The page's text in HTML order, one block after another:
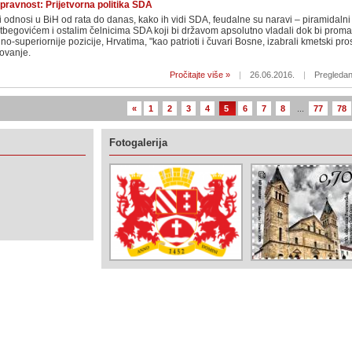
Prijetvorna politika SDA
odnosi u BiH od rata do danas, kako ih vidi SDA, feudalne su naravi –
i ostalim čelnicima SDA koji bi državom apsolutno vladali dok bi
superiornije pozicije, Hrvatima, "kao patrioti i čuvari Bosne, izabrali kmetski
Pročitajte više » | 26.06.2016. |
« 1 2 3 4 5 6 7 8 77 78
Fotogalerija